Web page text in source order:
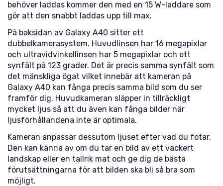
behöver laddas kommer den med en 15 W-laddare som
gör att den snabbt laddas upp till max.
På baksidan av Galaxy A40 sitter ett
dubbelkamerasystem. Huvudlinsen har 16 megapixlar
och ultravidvinkellinsen har 5 megapixlar och ett
synfält på 123 grader. Det är precis samma synfält som
det mänskliga ögat vilket innebär att kameran på
Galaxy A40 kan fånga precis samma bild som du ser
framför dig. Huvudkameran släpper in tillräckligt
mycket ljus så att du även kan fånga bilder när
ljusförhållandena inte är optimala.
Kameran anpassar dessutom ljuset efter vad du fotar.
Den kan känna av om du tar en bild av ett vackert
landskap eller en tallrik mat och ge dig de bästa
förutsättningarna för att bilden ska bli så bra som
möjligt.